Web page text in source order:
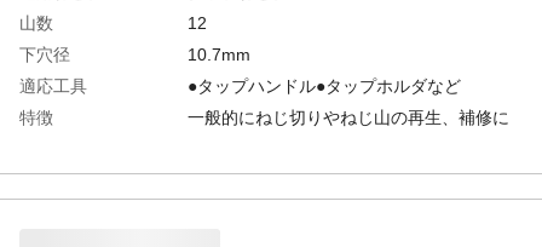
山数
12
下穴径
10.7mm
適応工具
●タップハンドル●タップホルダなど
特徴
一般的にねじ切りやねじ山の再生、補修に
用途
一般鋼材、真鍮、銅、アルミ、樹脂のめね
じ切りや潰れたねじ山の再生に